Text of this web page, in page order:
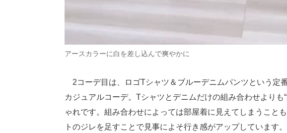
アースカラーに白を差し込んで爽やかに
2コーデ目は、ロゴTシャツ＆ブルーデニムパンツという定
カジュアルコーデ。Tシャツとデニムだけの組み合わせよりも
ゃれです。組み合わせによっては部屋着に見えてしまうこと
トのジレを足すことで見事によそ行き感がアップしています。